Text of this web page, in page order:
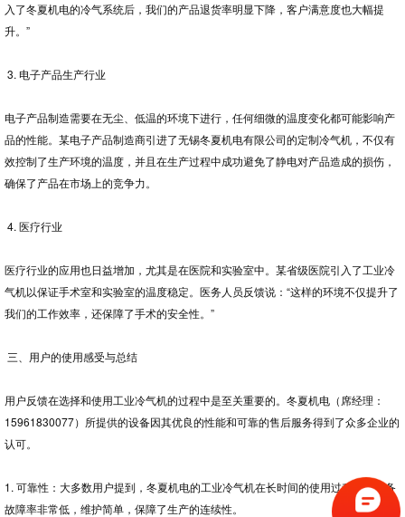
入了冬夏机电的冷气系统后，我们的产品退货率明显下降，客户满意度也大幅提
升。”
3. 电子产品生产行业
电子产品制造需要在无尘、低温的环境下进行，任何细微的温度变化都可能影响产
品的性能。某电子产品制造商引进了无锡冬夏机电有限公司的定制冷气机，不仅有
效控制了生产环境的温度，并且在生产过程中成功避免了静电对产品造成的损伤，
确保了产品在市场上的竞争力。
4. 医疗行业
医疗行业的应用也日益增加，尤其是在医院和实验室中。某省级医院引入了工业冷
气机以保证手术室和实验室的温度稳定。医务人员反馈说：“这样的环境不仅提升了
我们的工作效率，还保障了手术的安全性。”
三、用户的使用感受与总结
用户反馈在选择和使用工业冷气机的过程中是至关重要的。冬夏机电（席经理：
15961830077）所提供的设备因其优良的性能和可靠的售后服务得到了众多企业的
认可。
1. 可靠性：大多数用户提到，冬夏机电的工业冷气机在长时间的使用过程中，设备
故障率非常低，维护简单，保障了生产的连续性。